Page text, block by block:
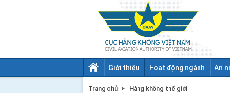
Giới thiệu Hoạt động ngành An
Trang chủ Hàng không thế giới